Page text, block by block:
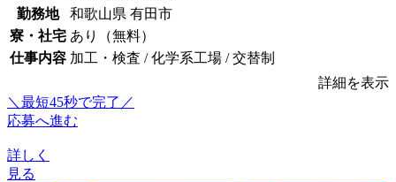
勤務地
和歌山県 有田市
寮・社宅 あり（無料）
仕事内容 加工・検査 / 化学系工場 / 交替制
詳細を表示
＼最短45秒で完了／
応募へ進む
詳しく
見る